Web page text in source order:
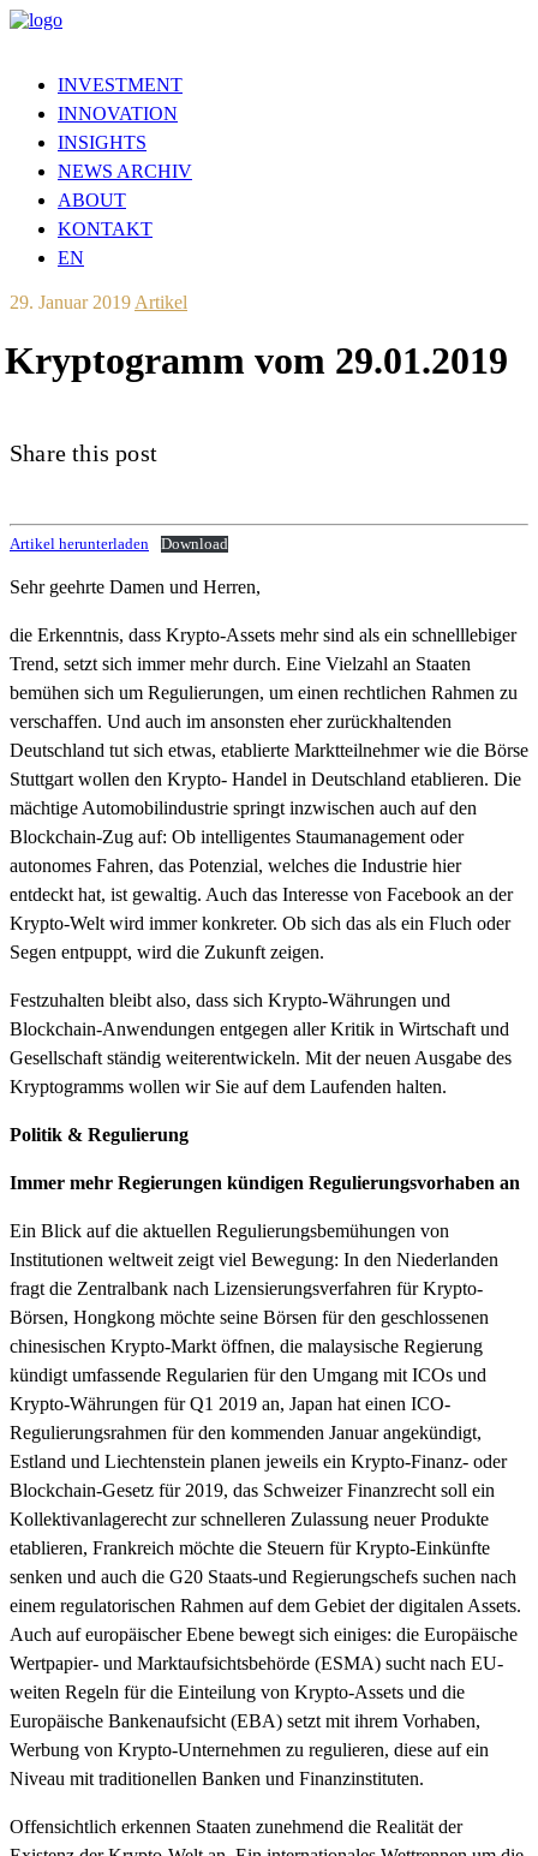
INVESTMENT
INNOVATION
INSIGHTS
NEWS ARCHIV
ABOUT
KONTAKT
EN
29. Januar 2019 Artikel
Kryptogramm vom 29.01.2019
Share this post
Artikel herunterladen Download
Sehr geehrte Damen und Herren,
die Erkenntnis, dass Krypto-Assets mehr sind als ein schnelllebiger
Trend, setzt sich immer mehr durch. Eine Vielzahl an Staaten
bemühen sich um Regulierungen, um einen rechtlichen Rahmen zu
verschaffen. Und auch im ansonsten eher zurückhaltenden
Deutschland tut sich etwas, etablierte Marktteilnehmer wie die Börse
Stuttgart wollen den Krypto- Handel in Deutschland etablieren. Die
mächtige Automobilindustrie springt inzwischen auch auf den
Blockchain-Zug auf: Ob intelligentes Staumanagement oder
autonomes Fahren, das Potenzial, welches die Industrie hier
entdeckt hat, ist gewaltig. Auch das Interesse von Facebook an der
Krypto-Welt wird immer konkreter. Ob sich das als ein Fluch oder
Segen entpuppt, wird die Zukunft zeigen.
Festzuhalten bleibt also, dass sich Krypto-Währungen und
Blockchain-Anwendungen entgegen aller Kritik in Wirtschaft und
Gesellschaft ständig weiterentwickeln. Mit der neuen Ausgabe des
Kryptogramms wollen wir Sie auf dem Laufenden halten.
Politik & Regulierung
Immer mehr Regierungen kündigen Regulierungsvorhaben an
Ein Blick auf die aktuellen Regulierungsbemühungen von
Institutionen weltweit zeigt viel Bewegung: In den Niederlanden
fragt die Zentralbank nach Lizensierungsverfahren für Krypto-
Börsen, Hongkong möchte seine Börsen für den geschlossenen
chinesischen Krypto-Markt öffnen, die malaysische Regierung
kündigt umfassende Regularien für den Umgang mit ICOs und
Krypto-Währungen für Q1 2019 an, Japan hat einen ICO-
Regulierungsrahmen für den kommenden Januar angekündigt,
Estland und Liechtenstein planen jeweils ein Krypto-Finanz- oder
Blockchain-Gesetz für 2019, das Schweizer Finanzrecht soll ein
Kollektivanlagerecht zur schnelleren Zulassung neuer Produkte
etablieren, Frankreich möchte die Steuern für Krypto-Einkünfte
senken und auch die G20 Staats-und Regierungschefs suchen nach
einem regulatorischen Rahmen auf dem Gebiet der digitalen Assets.
Auch auf europäischer Ebene bewegt sich einiges: die Europäische
Wertpapier- und Marktaufsichtsbehörde (ESMA) sucht nach EU-
weiten Regeln für die Einteilung von Krypto-Assets und die
Europäische Bankenaufsicht (EBA) setzt mit ihrem Vorhaben,
Werbung von Krypto-Unternehmen zu regulieren, diese auf ein
Niveau mit traditionellen Banken und Finanzinstituten.
Offensichtlich erkennen Staaten zunehmend die Realität der